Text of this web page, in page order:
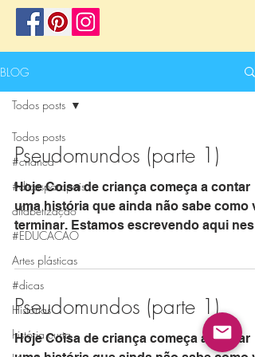
BLOG
Todos posts
#crianca
#dicasparapais
alfabetização
#EDUCACAO
Artes plásticas
#dicas
Histórias
história curta
Todos posts
Pseudomundos (parte 1)
Hoje Coisa de criança começa a contar
uma história que ainda não sabe como
terminar. Estamos escrevendo aqui
blog, enquanto...
Pseudomundos (parte 1)
Hoje Coisa de criança começa a contar